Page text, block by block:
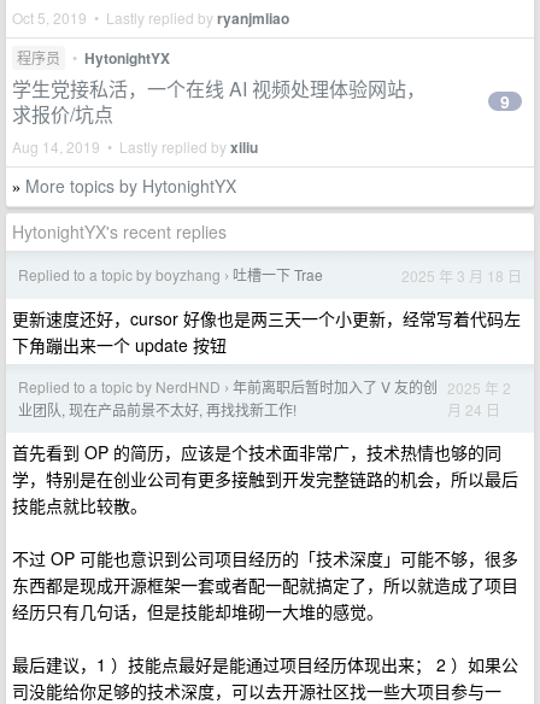
Oct 5, 2019 • Lastly replied byryanjmliao
程序员 • HytonightYX
学生党接私活，一个在线 AI 视频处理体验网站，
求报价/坑点
Aug 14, 2019 • Lastly replied byxiliu
9
» More topics by HytonightYX
HytonightYX's recent replies
Replied to a topic by boyzhang › 吐槽一下 Trae 2025 年 3 月 18 日
更新速度还好，cursor 好像也是两三天一个小更新，经常写着代码左
下角蹦出来一个 update 按钮
Replied to a topic by NerdHND › 年前离职后暂时加入了 V 友的创
业团队, 现在产品前景不太好, 再找找新工作!
2025 年 2
月 24 日
首先看到 OP 的简历，应该是个技术面非常广，技术热情也够的同
学，特别是在创业公司有更多接触到开发完整链路的机会，所以最后
技能点就比较散。
不过 OP 可能也意识到公司项目经历的「技术深度」可能不够，很多
东西都是现成开源框架一套或者配一配就搞定了，所以就造成了项目
经历只有几句话，但是技能却堆砌一大堆的感觉。
最后建议，1 ）技能点最好是能通过项目经历体现出来； 2 ）如果公
司没能给你足够的技术深度，可以去开源社区找一些大项目参与一